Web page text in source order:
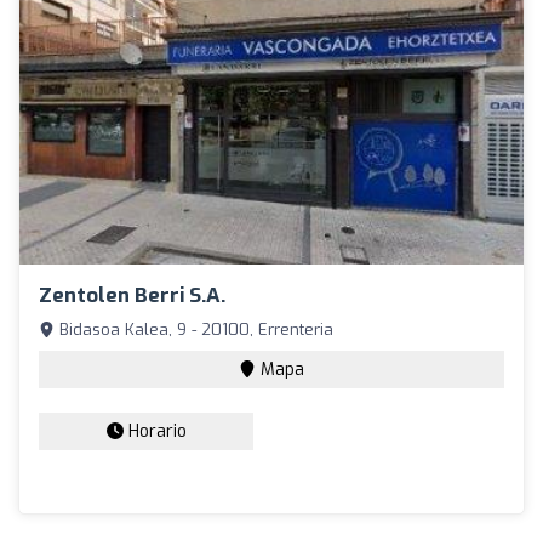
Zentolen Berri S.A.
Bidasoa Kalea, 9 - 20100, Errenteria
Mapa
Horario